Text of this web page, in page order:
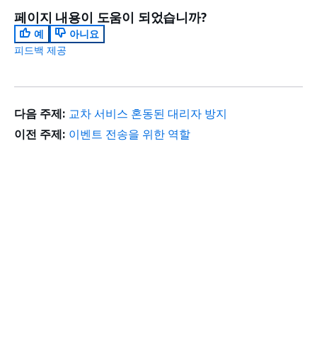
페이지 내용이 도움이 되었습니까?
예
아니요
피드백 제공
다음 주제: 교차 서비스 혼동된 대리자 방지
이전 주제: 이벤트 전송을 위한 역할